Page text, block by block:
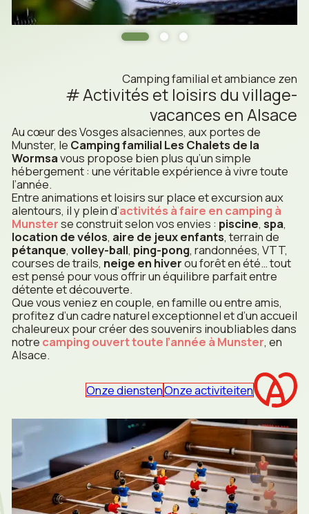
Camping familial et ambiance zen
Activités et loisirs du village-
vacances en Alsace
Au cœur des Vosges alsaciennes, aux portes de
Munster, le Camping familial Les Chalets de la
Wormsavous propose bien plus qu’un simple
hébergement : une véritable expérience à vivre toute
l’année.
Entre animations et loisirs sur place et excursion aux
alentours, il y plein d’activités à faire en camping à
Munsterse construit selon vos envies : piscine, spa,
location de vélos, aire de jeux enfants, terrain de
pétanque, volley-ball, ping-pong, randonnées, VTT,
courses de trails, neige en hiverou forêt en été… tout
est pensé pour vous offrir un équilibre parfait entre
détente et découverte.
Que vous veniez en couple, en famille ou entre amis,
profitez d’un cadre naturel exceptionnel et d’un accueil
chaleureux pour créer des souvenirs inoubliables dans
notre camping ouvert toute l’année à Munster, en
Alsace.
Onze dienstenOnze activiteiten